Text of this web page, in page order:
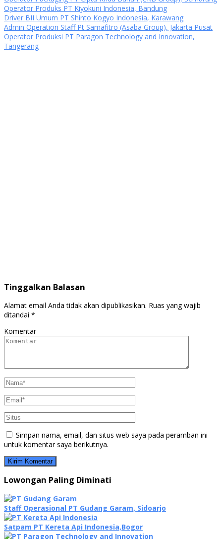
Oреrаtоr Produks PT Kiyokuni Indonesia, Bandung
Driver BII Umum PT Shinto Kogyo Indonesia, Karawang
Admin Operation Staff Pt Samafitro (Asaba Group), Jakarta Pusat
Operator Produksi PT Paragon Technology and Innovation,
Tangerang
Tinggalkan Balasan
Alamat email Anda tidak akan dipublikasikan. Ruas yang wajib
ditandai *
Komentar
Simpan nama, email, dan situs web saya pada peramban ini
untuk komentar saya berikutnya.
Lowongan Paling Diminati
Staff Operasional PT Gudang Garam, Sidoarjo
Satpam PT Kereta Api Indonesia,Bogor